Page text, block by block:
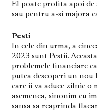
El poate profita apoi de
sau pentru a-si majora
Pesti
In cele din urma, a
2023 sunt Pestii.
problemele financiare
putea descoperi un nou
care ii va aduce zilnic o
asemenea, sinonim cu
sansa sa reaprinda